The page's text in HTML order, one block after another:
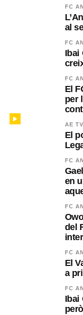
FC
al
FC
Ibai
FC
El
per
AE TV
El
FC
en
FC
del
FC
El
a
FC
Ibai